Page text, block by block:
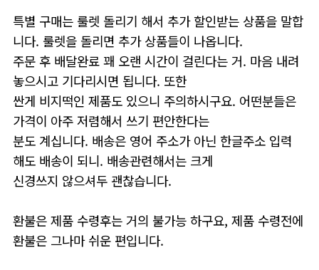
특별 구매는 룰렛 돌리기 해서 추가 할인받는 상품을 말합
니다. 룰렛을 돌리면 추가 상품들이 나옵니다.
주문 후 배달완료 꽤 오랜 시간이 걸린다는 거. 마음 내려
놓으시고 기다리시면 됩니다. 또한
싼게 비지떡인 제품도 있으니 주의하시구요. 어떤분들은
가격이 아주 저렴해서 쓰기 편안한다는
분도 계십니다. 배송은 영어 주소가 아닌 한글주소 입력
해도 배송이 되니. 배송관련해서는 크게
신경쓰지 않으셔두 괜찮습니다.
환불은 제품 수령후는 거의 불가능 하구요, 제품 수령전에
환불은 그나마 쉬운 편입니다.